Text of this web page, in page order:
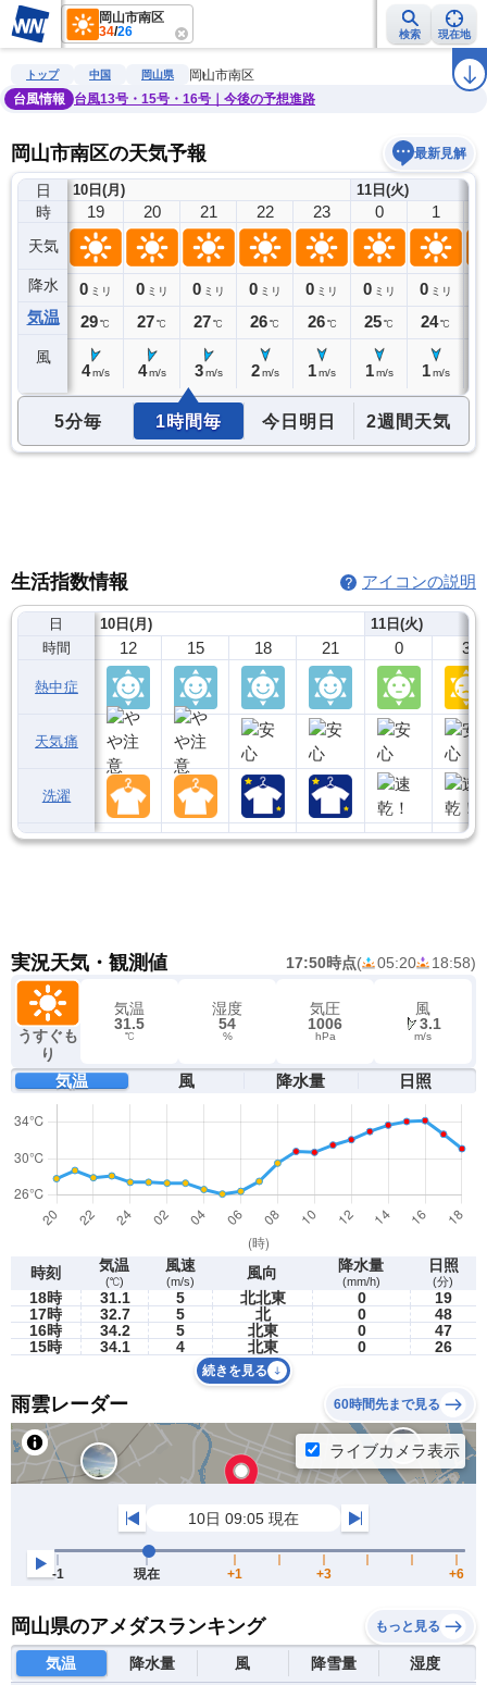
岡山市南区
34/26 検索 現在地
雨雲レーダー 台風情報 地震情報 ラ
トップ 中国 岡山県
岡山市南区
台風情報
台風13号・15号・16号｜今後の予想進路
岡山市南区の天気予報 最新見解
日
時
天気
降水
気温
風
10日(月)
18
0ミリ
30℃
19
0 ミリ
29℃
4 m/s
20
0 ミリ
27℃
4 m/s
21
0 ミリ
27℃
3 m/s
22
0 ミリ
26℃
2 m/s
23
0 ミリ
26 ℃
1m/s
11日(火)
0
0 ミリ
25℃
1 m/s
1
0 ミリ
24℃
1 m/s
5分毎 1時間毎 今日明日 2週間天気
生活指数情報 アイコンの説明
日
時間
熱中症
天気痛
洗濯
10日(月)
12 15 18 21
11日(火)
0 3
実況天気・観測値 17:50時点( 05:20 18:58)
うすぐも
り
気温
31.5
℃
湿度
54
%
気圧
1006
hPa
風
3.1
m/s
気温 風 降水量 日照
時刻 気温
(℃)
風速
(m/s) 風向 降水量
(mm/h)
日照
(分)
18時 31.1 5 北北東 0
19
17時
32.7 5 北 0
48
16時
34.2 5 北東 0
47
15時
34.1 4 北東 0 26
続きを見る
雨雲レーダー 60時間先まで見る
岡山県のアメダスランキング もっと見る
気温 降水量 風 降雪量 湿度